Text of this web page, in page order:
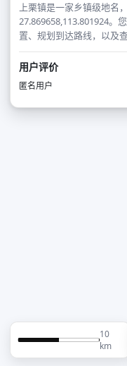
上栗镇是一家乡镇级地名
27.869658,113.801924。
置、规划到达路线，以及
用户评价
匿名用户
10
km